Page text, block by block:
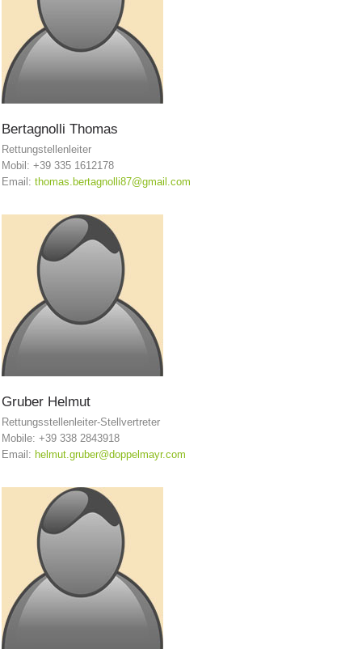
Stazioni del soccorso alpino
Bertagnolli Thomas
Rettungstellenleiter
Mobil: +39 335 1612178
Email: thomas.bertagnolli87@gmail.com
Gruber Helmut
Rettungsstellenleiter-Stellvertreter
Mobile: +39 338 2843918
Email: helmut.gruber@doppelmayr.com